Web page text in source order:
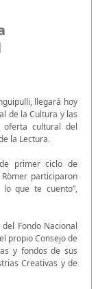
llegará hoy
de la Cultura y las
cultural del
la Lectura.
primer ciclo de
participaron
que te cuento”,
Fondo Nacional
propio Consejo de
y fondos de sus
Creativas y de